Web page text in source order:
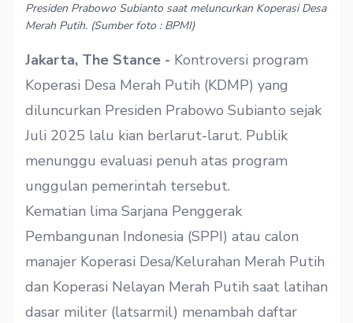
Presiden Prabowo Subianto saat meluncurkan Koperasi Desa
Merah Putih. (Sumber foto : BPMI)
Jakarta, The Stance - Kontroversi program
Koperasi Desa Merah Putih (KDMP) yang
diluncurkan Presiden Prabowo Subianto sejak
Juli 2025 lalu kian berlarut-larut. Publik
menunggu evaluasi penuh atas program
unggulan pemerintah tersebut.
Kematian lima Sarjana Penggerak
Pembangunan Indonesia (SPPI) atau calon
manajer Koperasi Desa/Kelurahan Merah Putih
dan Koperasi Nelayan Merah Putih saat latihan
dasar militer (latsarmil) menambah daftar